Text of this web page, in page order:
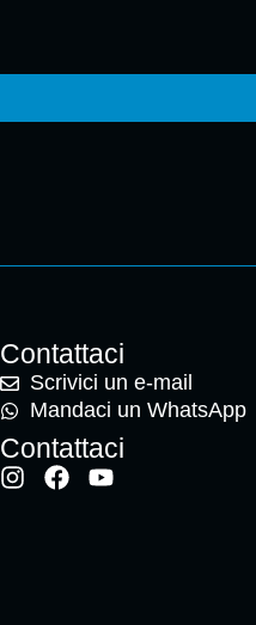
Contattaci
Scrivici un e-mail
Mandaci un WhatsApp
Contattaci